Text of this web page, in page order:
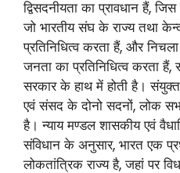
द्विसदनीयता का प्रावधान हैं,
जो भारतीय संघ के राज्य तथा
प्रतिनिधित्व करता हैं, और
जनता का प्रतिनिधित्व करता हैं,
सरकार के हाथ में होती है। संयुक्त
एवं संसद के दोनो सदनों, लोक
है। न्याय मण्डल शासकीय एवं
संविधान के अनुसार, भारत एक
लोकतांत्रिक राज्य है, जहां पर